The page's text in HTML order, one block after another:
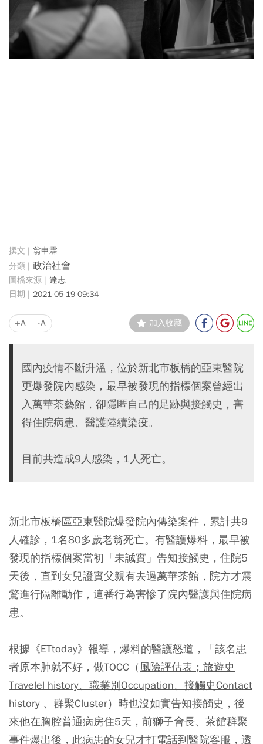
翁申霖
政治社會
達志
2021-05-19 09:34
+A -A 加入收藏
國內疫情不斷升溫，位於新北市板橋的亞東醫院
更爆發院內感染，最早被發現的指標個案曾經出
入萬華茶藝館，卻隱匿自己的足跡與接觸史，害
得住院病患、醫護陸續染疫。
目前共造成9人感染，1人死亡。
新北市板橋區亞東醫院爆發院內傳染案件，累計共9
人確診，1名80多歲老翁死亡。有醫護爆料，最早被
發現的指標個案當初「未誠實」告知接觸史，住院5
天後，直到女兒證實父親有去過萬華茶館，院方才震
驚進行隔離動作，這番行為害慘了院內醫護與住院病
患。
根據《ETtoday》報導，爆料的醫護怒道，「該名患
者原本肺就不好，做TOCC（ 風險評估表；旅遊史
Travelel history、職業別Occupation、接觸史Contact
history 、群聚Cluster）時也沒如實告知接觸史，後
來他在胸腔普通病房住5天，前獅子會長、茶館群聚
事件爆出後，此病患的女兒才打電話到醫院客服，透